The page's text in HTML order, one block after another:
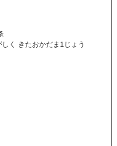
く きたおかだま1じょう